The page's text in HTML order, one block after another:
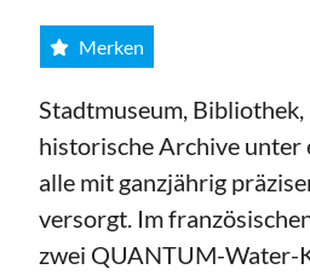
Merken
Stadtmuseum,
historische Archive unter
alle mit ganzjährig
versorgt. Im
zwei QUANTUM-Water-